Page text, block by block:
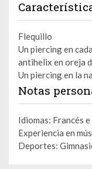
Flequillo
Un piercing en
antihelix en oreja
Un piercing en la
Notas
Idiomas: Francés
Experiencia en
Deportes: